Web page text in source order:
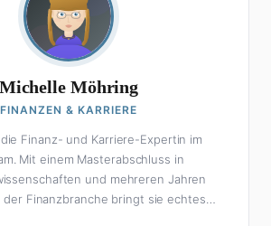
Michelle Möhring
FINANZEN & KARRIERE
Finanz- und Karriere-Expertin im
Mit einem Masterabschluss in
und mehreren Jahren
der Finanzbranche bringt sie echtes